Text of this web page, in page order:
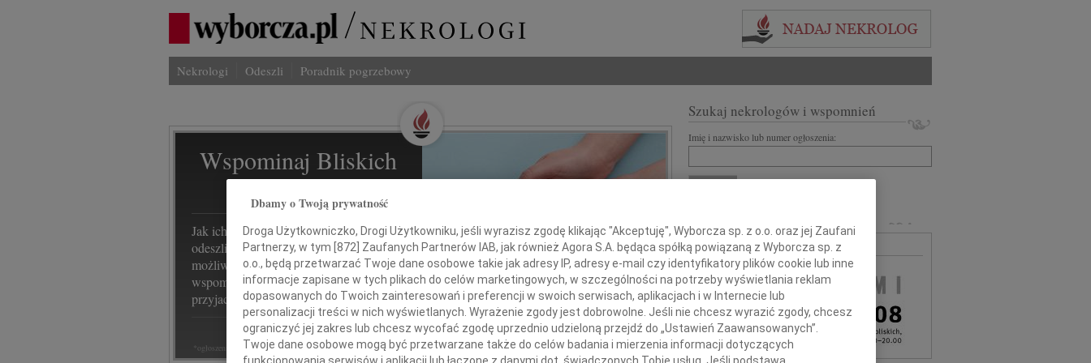
Nekrologi Odeszli Poradnik pogrzebowy
Wspominaj Bliskich
Na Odeszli.pl
Jak ich zapamiętaliśmy? Serwis
odeszli.pl z Grupy Wyborcza, to
możliwość stworzenia unikalnego
wspomnienia. Dziel się nim z rodziną i
przyjaciółmi.
*ogłoszenie
Szukaj nekrologów i wspomnień
Imię i nazwisko lub numer ogłoszenia:
REKLAMA BEZPŁATNA
Dbamy o Twoją prywatność
Droga Użytkowniczko, Drogi Użytkowniku, jeśli wyrazisz zgodę klikając "Akceptuję", Wyborcza sp. z o.o. oraz jej Zaufani
Partnerzy, w tym [ 872 ] Zaufanych Partnerów IAB, jak również Agora S.A. będąca spółką powiązaną z Wyborcza sp. z
o.o., będą przetwarzać Twoje dane osobowe takie jak adresy IP, adresy e-mail czy identyfikatory plików cookie lub inne
informacje zapisane w tych plikach do celów marketingowych, w szczególności na potrzeby wyświetlania reklam
dopasowanych do Twoich zainteresowań i preferencji w swoich serwisach, aplikacjach i w Internecie lub
personalizacji treści w nich wyświetlanych. Wyrażenie zgody jest dobrowolne. Jeśli nie chcesz wyrazić zgody, chcesz
ograniczyć jej zakres lub chcesz wycofać zgodę uprzednio udzieloną przejdź do „Ustawień Zaawansowanych”.
Twoje dane osobowe mogą być przetwarzane także do celów badania i mierzenia informacji dotyczących